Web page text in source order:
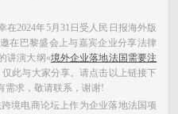
在2024年5月31日受人民日报海外版
在巴黎盛会上与嘉宾企业分享法律
讲演大纲«境外企业落地法国需要注
此与大家分享。请点击以上链接下
需求，敬请联系，谢谢!
境电商论坛上作为企业落地法国项